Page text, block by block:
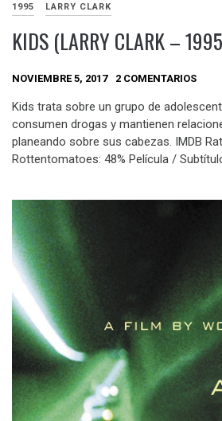
1995 LARRY CLARK
KIDS (LARRY CLARK –
NOVIEMBRE 5, 2017 2 COMENTARIOS
Kids trata sobre un grupo de
consumen drogas y mantienen
planeando sobre sus cabezas. IMDB
Rottentomatoes: 48% Película /